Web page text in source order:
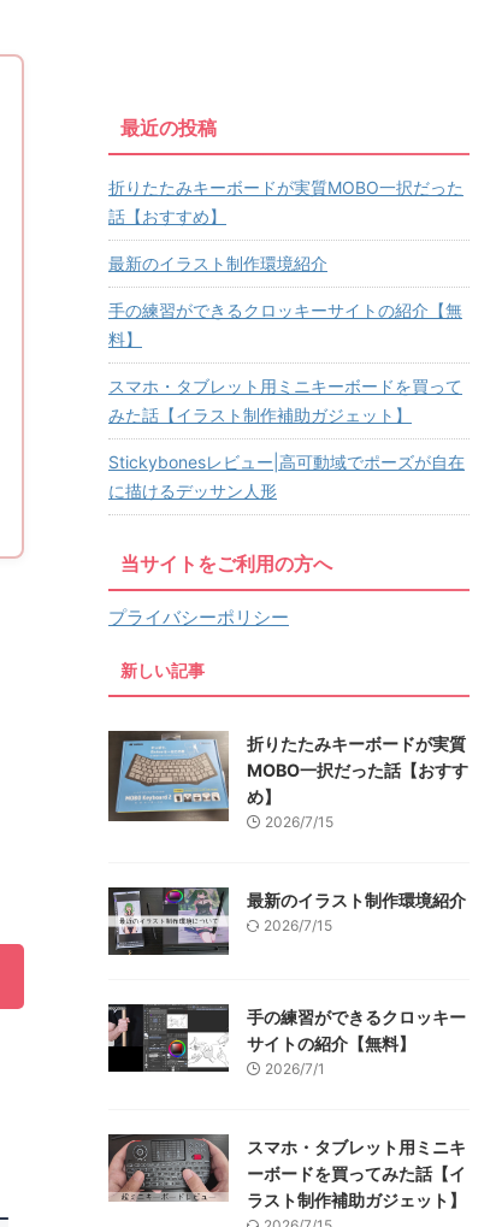
最近の投稿
折りたたみキーボードが実質MOBO一択だった
話【おすすめ】
最新のイラスト制作環境紹介
手の練習ができるクロッキーサイトの紹介【無
料】
スマホ・タブレット用ミニキーボードを買って
みた話【イラスト制作補助ガジェット】
Stickybonesレビュー|高可動域でポーズが自在
に描けるデッサン人形
当サイトをご利用の方へ
プライバシーポリシー
新しい記事
折りたたみキーボードが実質
MOBO一択だった話【おすす
め】
2026/7/15
最新のイラスト制作環境紹介
2026/7/15
手の練習ができるクロッキー
サイトの紹介【無料】
2026/7/1
スマホ・タブレット用ミニキ
ーボードを買ってみた話【イ
ラスト制作補助ガジェット】